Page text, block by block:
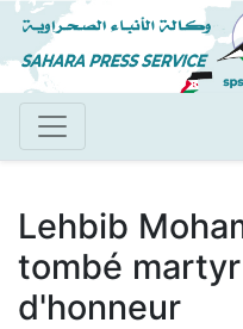
Lehbib
tombé
d'honneur